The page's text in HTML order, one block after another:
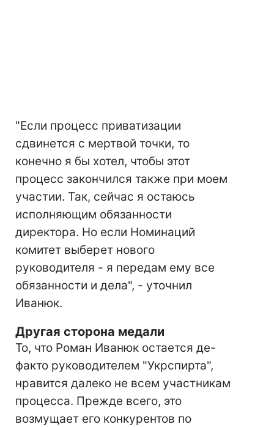
"Если процесс приватизации
сдвинется с мертвой точки, то
конечно я бы хотел, чтобы этот
процесс закончился также при моем
участии. Так, сейчас я остаюсь
исполняющим обязанности
директора. Но если Номинаций
комитет выберет нового
руководителя - я передам ему все
обязанности и дела", - уточнил
Иванюк.
Другая сторона медали
То, что Роман Иванюк остается де-
факто руководителем "Укрспирта",
нравится далеко не всем участникам
процесса. Прежде всего, это
возмущает его конкурентов по